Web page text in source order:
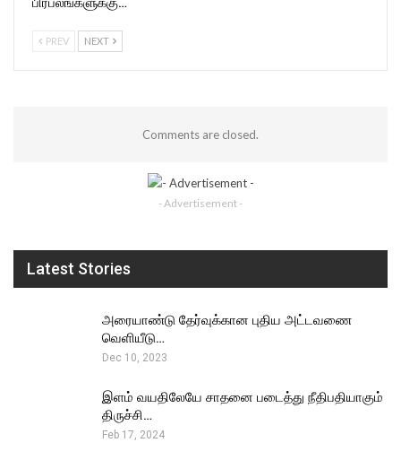
PREV NEXT
Comments are closed.
- Advertisement -
Latest Stories
அரையாண்டு தேர்வுக்கான புதிய அட்டவணை
வெளியீடு…
Dec 10, 2023
இளம் வயதிலேயே சாதனை படைத்து நீதிபதியாகும்
திருச்சி…
Feb 17, 2024